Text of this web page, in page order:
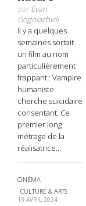
parEvan
Gogolachvili
Il y a quelques
semaines sortait
un film au nom
particulièrement
frappant : Vampire
humaniste
cherche suicidaire
consentant. Ce
premier long
métrage de la
réalisatrice...
CINÉMA
CULTURE & ARTS
13 AVRIL 2024